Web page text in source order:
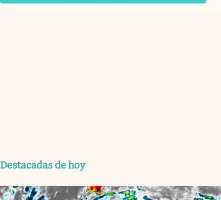
Destacadas de hoy